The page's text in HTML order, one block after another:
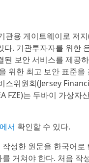
용 게이트웨이로 저
. 기관투자자를 위한
보안 서비스를 제공
위한 최고 보안 표준을
위원회(Jersey
FZE)는 두바이 가상
서 확인할 수 있다.
성한 원문을 한국어
거쳐야 한다. 처음 작